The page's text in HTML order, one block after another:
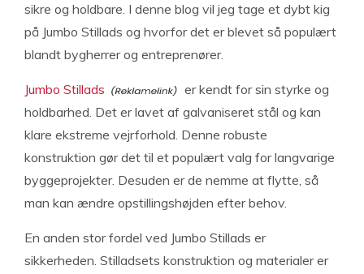
sikre og holdbare. I denne blog vil jeg tage et dybt kig
på Jumbo Stillads og hvorfor det er blevet så populært
blandt bygherrer og entreprenører.
Jumbo Stillads
er kendt for sin styrke og
holdbarhed. Det er lavet af galvaniseret stål og kan
klare ekstreme vejrforhold. Denne robuste
konstruktion gør det til et populært valg for langvarige
byggeprojekter. Desuden er de nemme at flytte, så
man kan ændre opstillingshøjden efter behov.
En anden stor fordel ved Jumbo Stillads er
sikkerheden. Stilladsets konstruktion og materialer er